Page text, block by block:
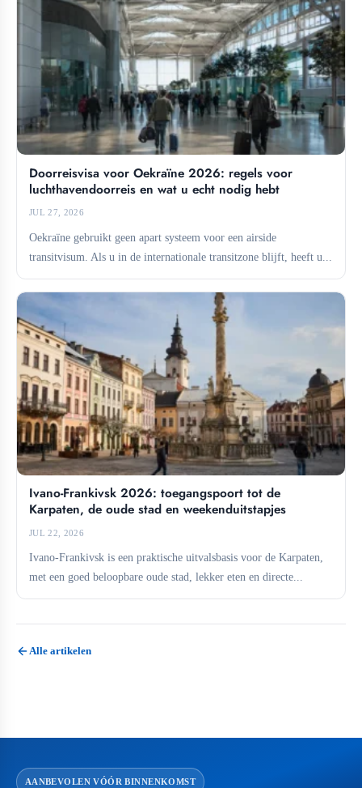
Doorreisvisa voor Oekraïne 2026: regels voor
luchthavendoorreis en wat u echt nodig hebt
JUL 27, 2026
Oekraïne gebruikt geen apart systeem voor een airside
transitvisum. Als u in de internationale transitzone blijft, heeft u...
Ivano-Frankivsk 2026: toegangspoort tot de
Karpaten, de oude stad en weekenduitstapjes
JUL 22, 2026
Ivano-Frankivsk is een praktische uitvalsbasis voor de Karpaten,
met een goed beloopbare oude stad, lekker eten en directe...
Alle artikelen
AANBEVOLEN VÓÓR BINNENKOMST